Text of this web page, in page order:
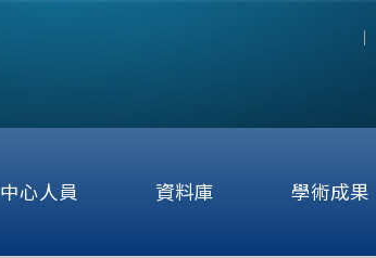
中心人員 資料庫 學術成果